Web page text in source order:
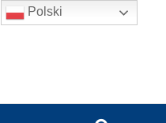
Polski